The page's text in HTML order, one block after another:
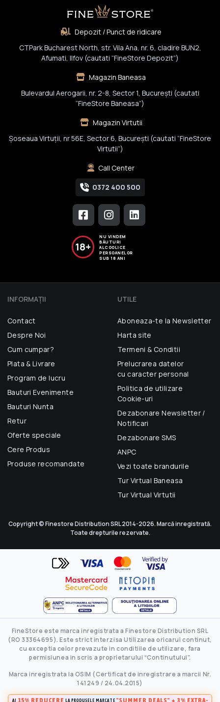
Depozit / Punct de ridicare
CTPark Bucharest North, str. Vila Ana, nr. 6, cladire BUN2,
Afumati, Ilfov (cautati “FineStore Depozit”)
Magazin Baneasa
Bulevardul Aerogarii, nr. 2-8, Sector 1, Bucureşti (cautati
“FineStore Baneasa”)
Magazin Virtutii
Șoseaua Virtuții, nr 56E, Sector 6, București (cautati “FineStore
Virtutii”)
Call Center
0372 400 500
18+
NU VINDEM
BĂUTURI
ALCOOLICE
PERSOANELOR
SUB 18 ANI
INFORMAŢII
Contact
Despre Noi
Cum cumpar?
Plata & Livrare
Program de lucru
Bauturi Evenimente
Bauturi Nunta
Retur
Oferte speciale
Cere Produs
Produse recomandate
UTILE
Aboneaza-te la Newsletter
Harta site
Termeni & Conditii
Prelucrarea datelor
cu caracter personal
Politica de utilizare
Cookie-uri
Dezabonare Newsletter /
Notificari
Dezabonare SMS
ANPC
Vezi toate brandurile
Tur Virtual Baneasa
Tur Virtual Virtutii
Copyright © Finestore Distribution SRL 2014-2026. Marcă inregistrată.
Toate drepturile rezervate.
FineStore este marca inregistrata a Finestore Distribution SRL
(RO 33364695). Este strict interzisa Utilizarea oricarui continut,
cu exceptia celor prevazute in conditiile de utilizare, fara
permisiunea in scris a proprietarului “Continutului”.
Marca inregistrata la OSIM (Certificat de inregistrare a marcii Nr.
141249 / 24.04.2015)
AI 15% REDUCERE LA PRODUSELE MARCATE "SUMMER DEALS" + 3% EXTRA-